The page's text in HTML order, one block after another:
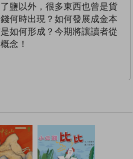
鹽以外，很多東西也曾是貨
何時出現？如何發展成金本
如何形成？今期將讓讀者從
念！